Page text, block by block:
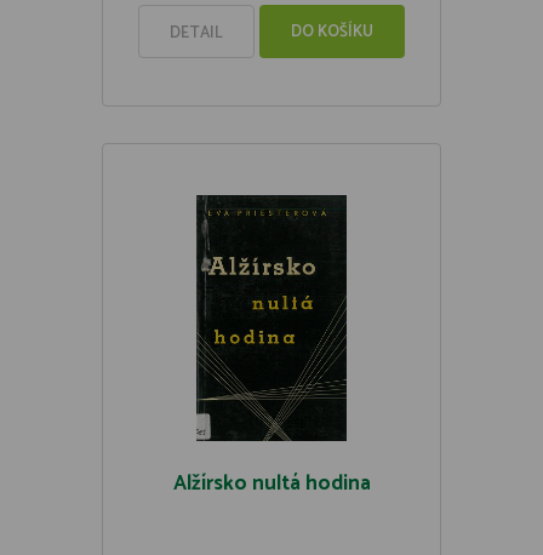
DETAIL DO KOŠÍKU
Alžírsko nultá hodina